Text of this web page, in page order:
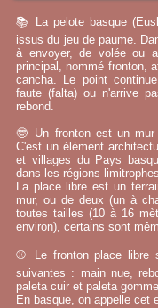
📚 La pelote basque
issus du jeu de paume.
à envoyer, de volée ou
principal, nommé fronton,
cancha. Le point
faute (falta) ou n'arrive
rebond.
🤓 Un fronton est un mur
C'est un élément
et villages du Pays
dans les régions
La place libre est un
mur, ou de deux (un à
toutes tailles (10 à 16
environ), certains sont
⚾ Le fronton place libre
suivantes : main nue,
paleta cuir et paleta
En basque, on appelle cet